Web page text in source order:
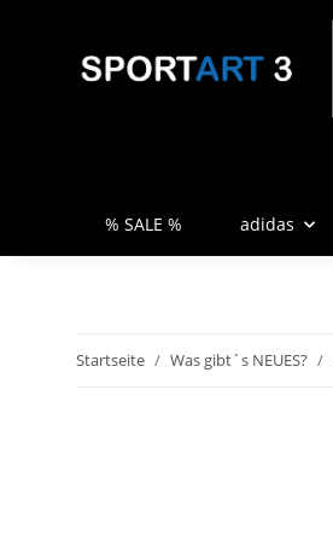
% SALE % adidas
Startseite Was gibt´s NEUES?